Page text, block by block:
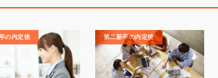
の内定後 第二新卒の内定後